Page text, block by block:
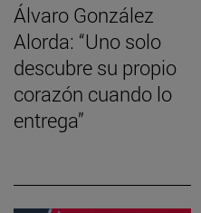
Álvaro González
Alorda: “Uno solo
descubre su propio
corazón cuando lo
entrega”